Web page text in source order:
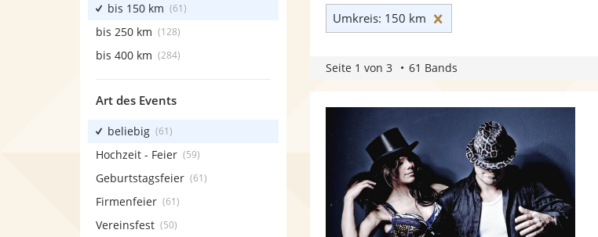
Umkreis: 150 km
Seite 1 von 3 61 Bands
bis 150 km (61)
bis 250 km (128)
bis 400 km (284)
Art des Events
beliebig (61)
Hochzeit - Feier (59)
Geburtstagsfeier (61)
Firmenfeier (61)
Vereinsfest (50)